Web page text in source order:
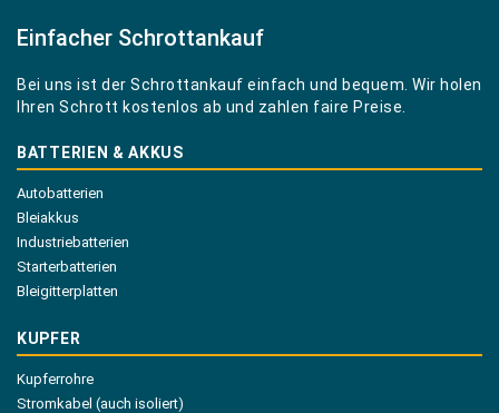
Einfacher Schrottankauf
Bei uns ist der Schrottankauf einfach und bequem. Wir holen
Ihren Schrott kostenlos ab und zahlen faire Preise.
BATTERIEN & AKKUS
Autobatterien
Bleiakkus
Industriebatterien
Starterbatterien
Bleigitterplatten
KUPFER
Kupferrohre
Stromkabel (auch isoliert)